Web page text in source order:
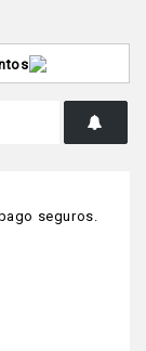
seguros.